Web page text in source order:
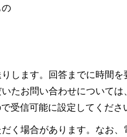
の
します。回答までに時間
たお問い合わせについて
受信可能に設定してくださ
く場合があります。なお